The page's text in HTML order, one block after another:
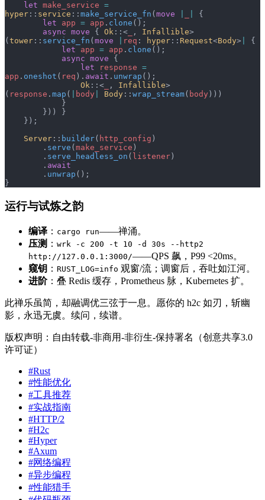
    let
make_service =
hyper :: service :: make_service_fn ( move
{
        let
app = app . clone ();
        async
move { Ok ::< , Infallible>
( tower :: service_fn ( move req : hyper :: Request<Body>
{
            let
app = app . clone ();
            async
move {
                let
response =
app . oneshot ( req ). await . unwrap ();
                Ok
::< , Infallible>
( response . map ( body Body :: wrap_stream( body )))
            }
        })) }
    });
    Server
:: builder( http_config )
        .
serve ( make_service )
        .
serve_headless_on ( listener )
        .
await
        .
unwrap ();
}
运行与试炼之韵
编译 ： cargo run——禅涌。
压测 ： wrk -c 200 -t 10 -d 30s --http2
http://127.0.0.1:3000/——QPS 飙，P99 <20ms。
窥钥 ： RUST_LOG=info 观窗/流；调窗后，吞吐如江河。
进阶 ：叠 Redis 缓存，Prometheus 脉，Kubernetes 扩。
此禅乐虽简，却融调优三弦于一息。愿你的 h2c 如刃，斩幽
影，永迅无虞。续问，续谱。
版权声明：自由转载-非商用-非衍生-保持署名（创意共享3.0
许可证）
#Rust
#性能优化
#工具推荐
#实战指南
#HTTP/2
#H2c
#Hyper
#Axum
#网络编程
#异步编程
#性能猎手